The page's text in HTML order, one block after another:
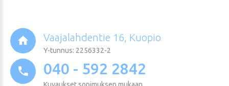
Vaajalahdentie 16, Kuopio
Y-tunnus: 2256332-2
040 - 592 2842